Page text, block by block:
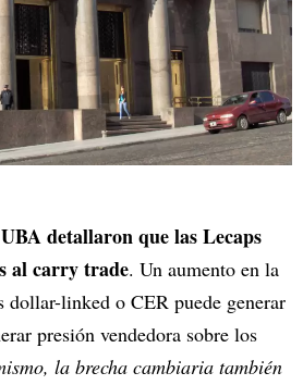
detallaron que las Lecaps
al carry trade. Un aumento en la
dollar-linked o CER puede generar
presión vendedora sobre los
la brecha cambiaria también